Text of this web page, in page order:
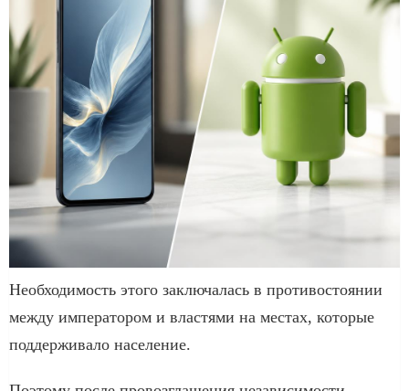
Необходимость этого заключалась в противостоянии
между императором и властями на местах, которые
поддерживало население.